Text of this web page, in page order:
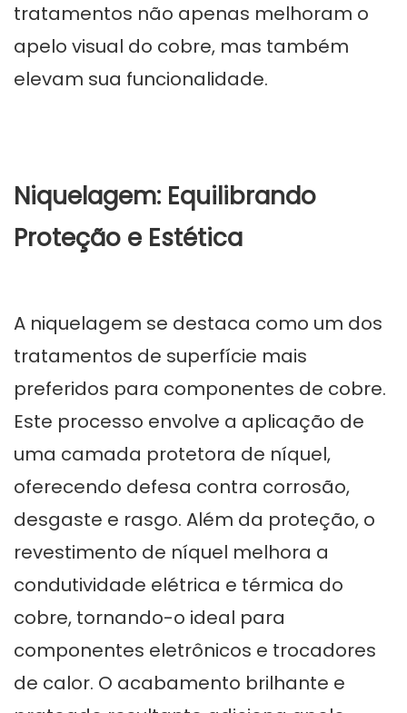
tratamentos não apenas melhoram o
apelo visual do cobre, mas também
elevam sua funcionalidade.
Niquelagem: Equilibrando
Proteção e Estética
A niquelagem se destaca como um dos
tratamentos de superfície mais
preferidos para componentes de cobre.
Este processo envolve a aplicação de
uma camada protetora de níquel,
oferecendo defesa contra corrosão,
desgaste e rasgo. Além da proteção, o
revestimento de níquel melhora a
condutividade elétrica e térmica do
cobre, tornando-o ideal para
componentes eletrônicos e trocadores
de calor. O acabamento brilhante e